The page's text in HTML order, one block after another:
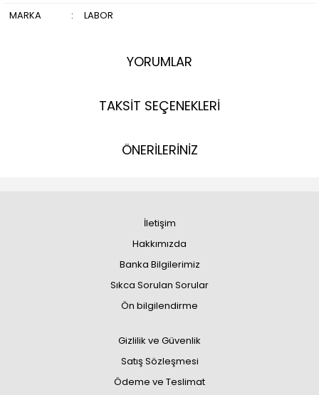
MARKA
: LABOR
YORUMLAR
TAKSİT SEÇENEKLERİ
ÖNERİLERİNİZ
İletişim
Hakkımızda
Banka Bilgilerimiz
Sıkca Sorulan Sorular
Ön bilgilendirme
Gizlilik ve Güvenlik
Satış Sözleşmesi
Ödeme ve Teslimat